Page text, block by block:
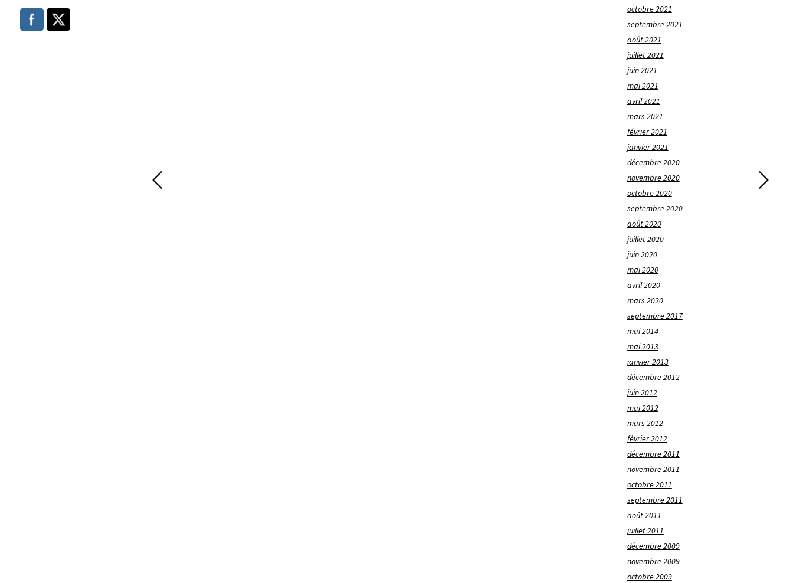
octobre 2021
septembre 2021
août 2021
juillet 2021
juin 2021
mai 2021
avril 2021
mars 2021
février 2021
janvier 2021
décembre 2020
novembre 2020
octobre 2020
septembre 2020
août 2020
juillet 2020
juin 2020
mai 2020
avril 2020
mars 2020
septembre 2017
mai 2014
mai 2013
janvier 2013
décembre 2012
juin 2012
mai 2012
mars 2012
février 2012
décembre 2011
novembre 2011
octobre 2011
septembre 2011
août 2011
juillet 2011
décembre 2009
novembre 2009
octobre 2009